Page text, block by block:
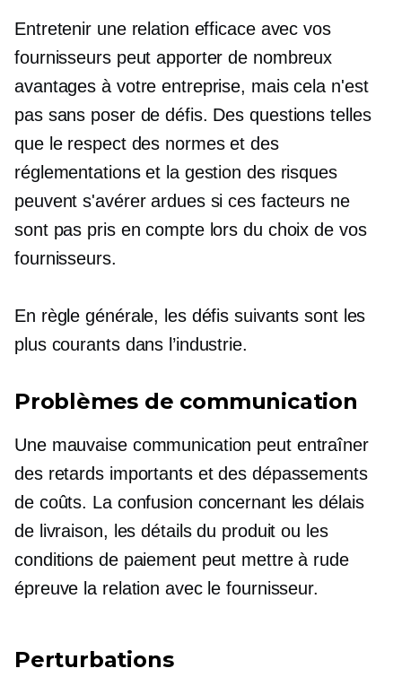
Entretenir une relation efficace avec vos
fournisseurs peut apporter de nombreux
avantages à votre entreprise, mais cela n'est
pas sans poser de défis. Des questions telles
que le respect des normes et des
réglementations et la gestion des risques
peuvent s'avérer ardues si ces facteurs ne
sont pas pris en compte lors du choix de vos
fournisseurs.
En règle générale, les défis suivants sont les
plus courants dans l’industrie.
Problèmes de communication
Une mauvaise communication peut entraîner
des retards importants et des dépassements
de coûts. La confusion concernant les délais
de livraison, les détails du produit ou les
conditions de paiement peut mettre à rude
épreuve la relation avec le fournisseur.
Perturbations